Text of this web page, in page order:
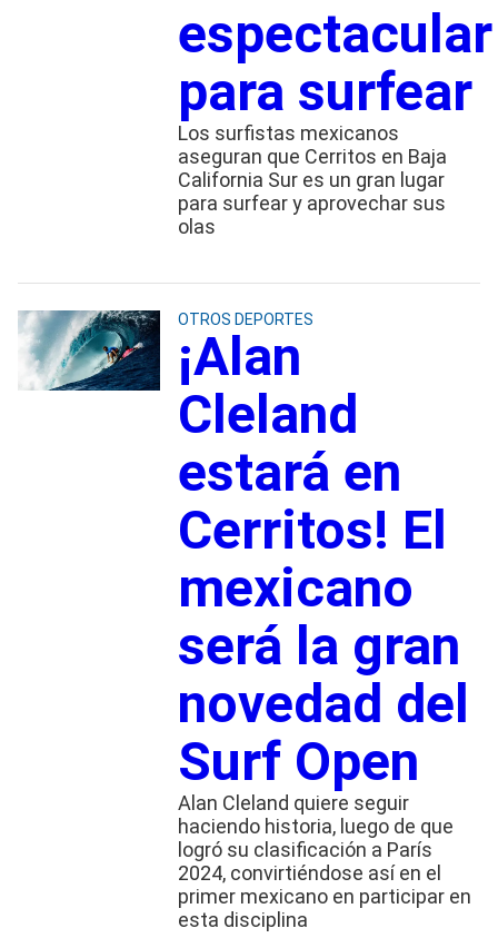
espectacular
para surfear
Los surfistas mexicanos
aseguran que Cerritos en Baja
California Sur es un gran lugar
para surfear y aprovechar sus
olas
OTROS DEPORTES
¡Alan
Cleland
estará en
Cerritos! El
mexicano
será la gran
novedad del
Surf Open
Alan Cleland quiere seguir
haciendo historia, luego de que
logró su clasificación a París
2024, convirtiéndose así en el
primer mexicano en participar en
esta disciplina